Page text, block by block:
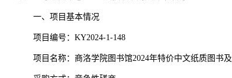
一、项目基本情况
项目编号：KY2024-1-148
项目名称：商洛学院图书馆2024年特价中文纸质图书